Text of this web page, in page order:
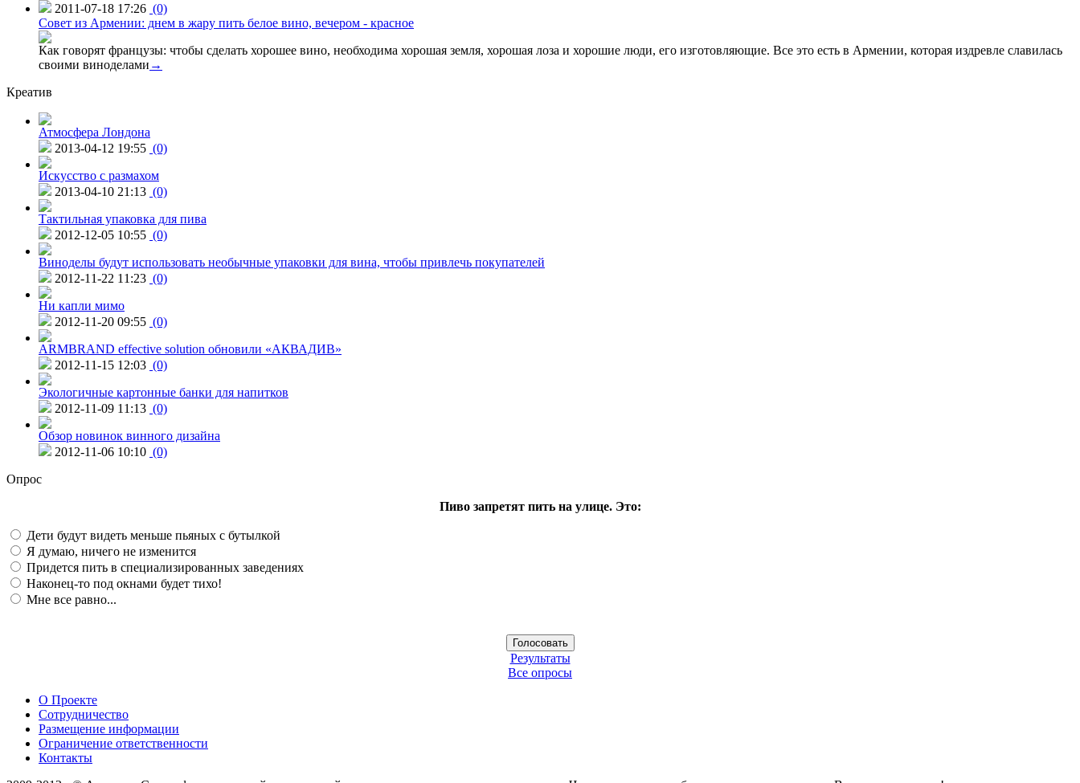
2011-07-18 17:26 (0)
Совет из Армении: днем в жару пить белое вино, вечером - красное
Как говорят французы: чтобы сделать хорошее вино, необходима хорошая земля, хорошая лоза и хорошие люди, его изготовляющие. Все это есть в Армении, которая издревле славилась
своими виноделами →
Креатив
Атмосфера Лондона
2013-04-12 19:55 (0)
Искусство с размахом
2013-04-10 21:13 (0)
Тактильная упаковка для пива
2012-12-05 10:55 (0)
Виноделы будут использовать необычные упаковки для вина, чтобы привлечь покупателей
2012-11-22 11:23 (0)
Ни капли мимо
2012-11-20 09:55 (0)
ARMBRAND effective solution обновили «АКВАДИВ»
2012-11-15 12:03 (0)
Экологичные картонные банки для напитков
2012-11-09 11:13 (0)
Обзор новинок винного дизайна
2012-11-06 10:10 (0)
Опрос
Пиво запретят пить на улице. Это:
Дети будут видеть меньше пьяных с бутылкой
Я думаю, ничего не изменится
Придется пить в специализированных заведениях
Наконец-то под окнами будет тихо!
Мне все равно...
Результаты
Все опросы
О Проекте
Сотрудничество
Размещение информации
Ограничение ответственности
Контакты